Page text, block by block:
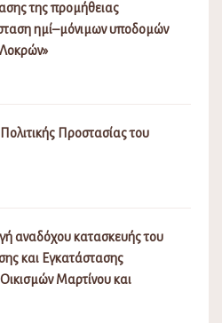
της προμήθειας
ημί–μόνιμων υποδομών
Προστασίας του
αναδόχου κατασκευής του
και Εγκατάστασης
Μαρτίνου και